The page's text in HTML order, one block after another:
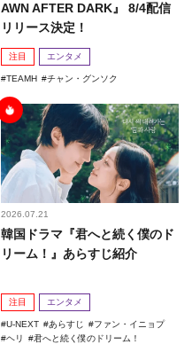
AWN AFTER DARK』 8/4配信
リリース決定！
注目 エンタメ
TEAMH チャン・グンソク
2026.07.21
韓国ドラマ『君へと続く僕のド
リーム！』あらすじ紹介
注目 エンタメ
U-NEXT あらすじ
ファン・イニョプ
ヘリ
君へと続く僕のドリーム！